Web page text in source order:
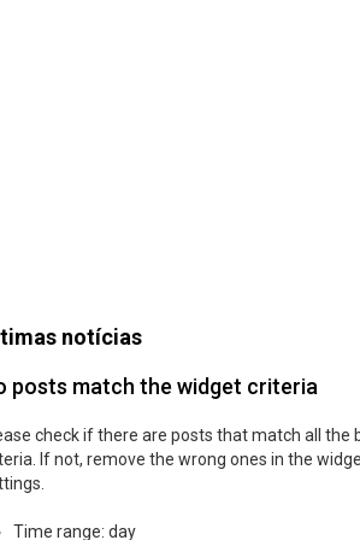
notícias
posts match the widget criteria
check if there are posts that match all the
If not, remove the wrong ones in the
Time range: day